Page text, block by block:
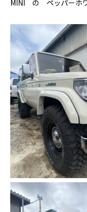
MINI の ペッパーホ